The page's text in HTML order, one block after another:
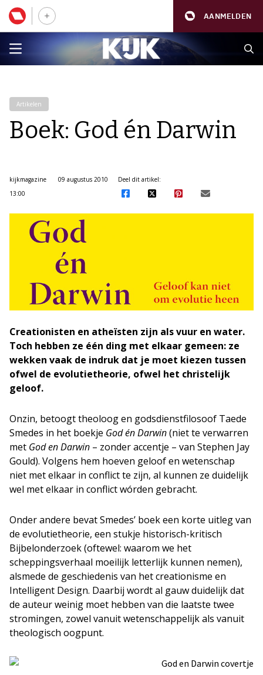
AANMELDEN
Artikelen
Boek: God én Darwin
kijkmagazine
09 augustus 2010
13:00
Deel dit artikel:
Creationisten en atheïsten zijn als vuur en water.
Toch hebben ze één ding met elkaar gemeen: ze
wekken vaak de indruk dat je moet kiezen tussen
ofwel de evolutietheorie, ofwel het christelijk
geloof.
Onzin, betoogt theoloog en godsdienstfilosoof Taede
Smedes in het boekje God én Darwin(niet te verwarren
met God en Darwin – zonder accentje – van Stephen Jay
Gould). Volgens hem hoeven geloof en wetenschap
niet met elkaar in conflict te zijn, al kunnen ze duidelijk
wel met elkaar in conflict wórden gebracht.
Onder andere bevat Smedes’ boek een korte uitleg van
de evolutietheorie, een stukje historisch-kritisch
Bijbelonderzoek (oftewel: waarom we het
scheppingsverhaal moeilijk letterlijk kunnen nemen),
alsmede de geschiedenis van het creationisme en
Intelligent Design. Daarbij wordt al gauw duidelijk dat
de auteur weinig moet hebben van die laatste twee
stromingen, zowel vanuit wetenschappelijk als vanuit
theologisch oogpunt.